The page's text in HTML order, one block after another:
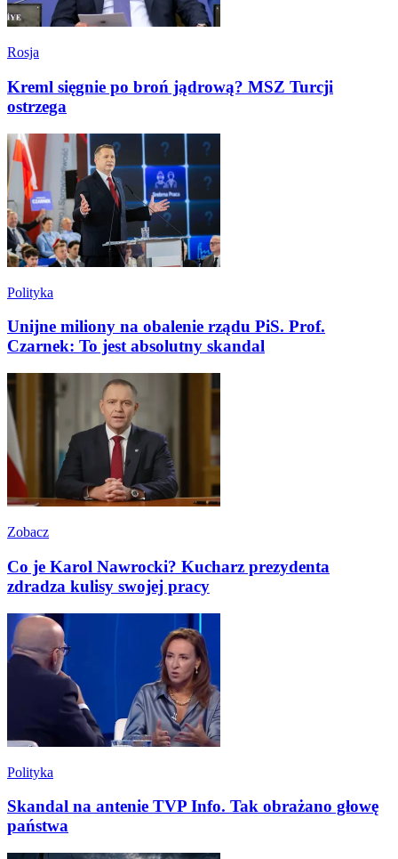
Rosja
Kreml sięgnie po broń jądrową? MSZ Turcji
ostrzega
Polityka
Unijne miliony na obalenie rządu PiS. Prof.
Czarnek: To jest absolutny skandal
Zobacz
Co je Karol Nawrocki? Kucharz prezydenta
zdradza kulisy swojej pracy
Polityka
Skandal na antenie TVP Info. Tak obrażano głowę
państwa